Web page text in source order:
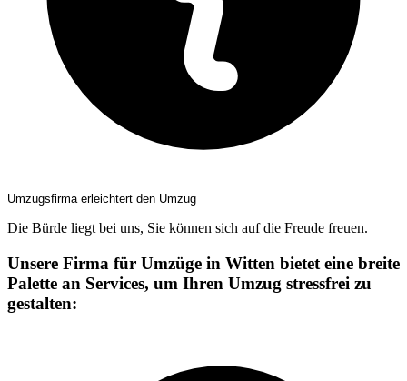
Umzugsfirma erleichtert den Umzug
Die Bürde liegt bei uns, Sie können sich auf die Freude freuen.
Unsere Firma für Umzüge in Witten bietet eine breite
Palette an Services, um Ihren Umzug stressfrei zu
gestalten: